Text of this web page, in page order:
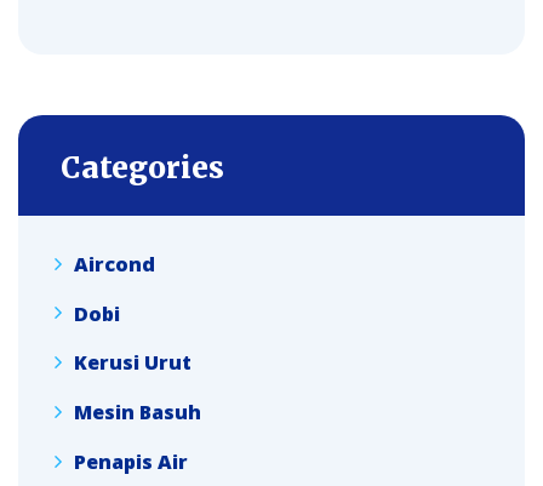
Categories
Aircond
Dobi
Kerusi Urut
Mesin Basuh
Penapis Air